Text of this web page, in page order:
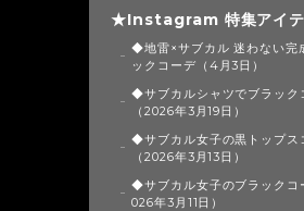
★Instagram 特集アイ
◆地雷×サブカル 迷わない完
ックコーデ（4月3日）
◆サブカルシャツでブラック
（2026年3月19日）
◆サブカル女子の黒トップス
（2026年3月13日）
◆サブカル女子のブラックコ
026年3月11日）